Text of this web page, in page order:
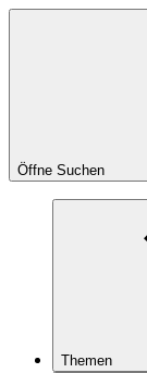
Öffne Suchen
Themen